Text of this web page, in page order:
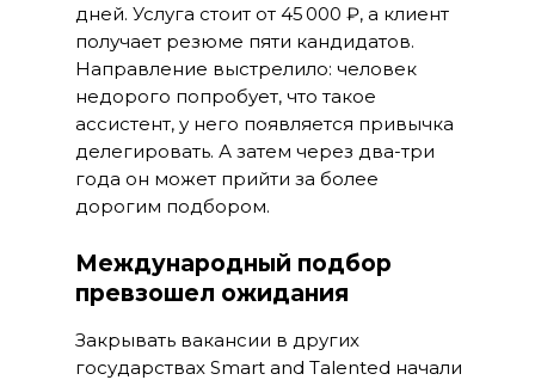
дней. Услуга стоит от 45 000 ₽, а клиент
получает резюме пяти кандидатов.
Направление выстрелило: человек
недорого попробует, что такое
ассистент, у него появляется привычка
делегировать. А затем через два-три
года он может прийти за более
дорогим подбором.
Международный подбор
превзошел ожидания
Закрывать вакансии в других
государствах Smart and Talented начали